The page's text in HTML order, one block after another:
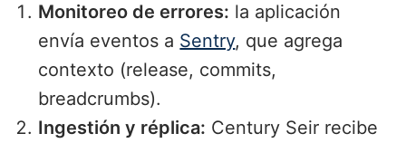
Monitoreo de errores: la aplicación
envía eventos a Sentry, que agrega
contexto (release, commits,
breadcrumbs).
Ingestión y réplica: Century Seir recibe